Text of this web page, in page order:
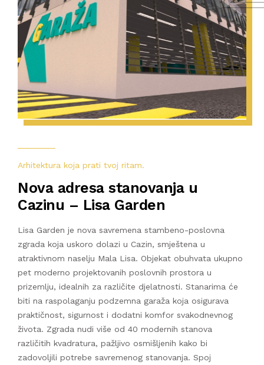
Arhitektura koja prati tvoj ritam.
Nova adresa stanovanja u
Cazinu – Lisa Garden
Lisa Garden je nova savremena stambeno-poslovna
zgrada koja uskoro dolazi u Cazin, smještena u
atraktivnom naselju Mala Lisa. Objekat obuhvata ukupno
pet moderno projektovanih poslovnih prostora u
prizemlju, idealnih za različite djelatnosti. Stanarima će
biti na raspolaganju podzemna garaža koja osigurava
praktičnost, sigurnost i dodatni komfor svakodnevnog
života. Zgrada nudi više od 40 modernih stanova
različitih kvadratura, pažljivo osmišljenih kako bi
zadovoljili potrebe savremenog stanovanja. Spoj